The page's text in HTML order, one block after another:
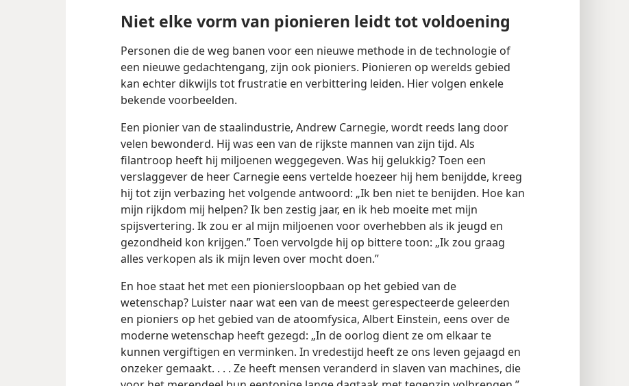
Niet elke vorm van pionieren leidt tot voldoening
Personen die de weg banen voor een nieuwe methode in de technologie of
een nieuwe gedachtengang, zijn ook pioniers. Pionieren op werelds gebied
kan echter dikwijls tot frustratie en verbittering leiden. Hier volgen enkele
bekende voorbeelden.
Een pionier van de staalindustrie, Andrew Carnegie, wordt reeds lang door
velen bewonderd. Hij was een van de rijkste mannen van zijn tijd. Als
filantroop heeft hij miljoenen weggegeven. Was hij gelukkig? Toen een
verslaggever de heer Carnegie eens vertelde hoezeer hij hem benijdde, kreeg
hij tot zijn verbazing het volgende antwoord: „Ik ben niet te benijden. Hoe kan
mijn rijkdom mij helpen? Ik ben zestig jaar, en ik heb moeite met mijn
spijsvertering. Ik zou er al mijn miljoenen voor overhebben als ik jeugd en
gezondheid kon krijgen.” Toen vervolgde hij op bittere toon: „Ik zou graag
alles verkopen als ik mijn leven over mocht doen.”
En hoe staat het met een pioniersloopbaan op het gebied van de
wetenschap? Luister naar wat een van de meest gerespecteerde geleerden
en pioniers op het gebied van de atoomfysica, Albert Einstein, eens over de
moderne wetenschap heeft gezegd: „In de oorlog dient ze om elkaar te
kunnen vergiftigen en verminken. In vredestijd heeft ze ons leven gejaagd en
onzeker gemaakt. . . . Ze heeft mensen veranderd in slaven van machines, die